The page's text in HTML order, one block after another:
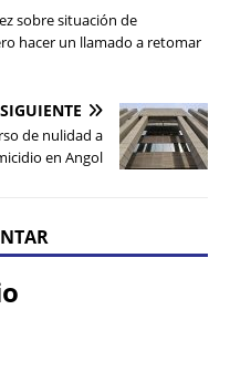
sobre situación de
hacer un llamado a retomar
SIGUIENTE
de nulidad a
en Angol